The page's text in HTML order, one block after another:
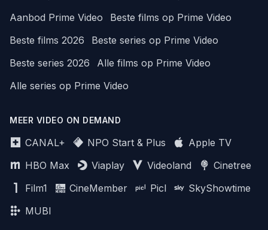
Aanbod Prime Video
Beste films op Prime Video
Beste films 2026
Beste series op Prime Video
Beste series 2026
Alle films op Prime Video
Alle series op Prime Video
MEER VIDEO ON DEMAND
CANAL+ NPO Start & Plus
Apple TV
HBO Max
Viaplay Videoland
Cinetree
Film1
CineMember Picl
SkyShowtime
MUBI